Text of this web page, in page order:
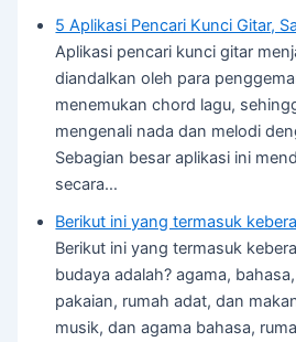
5 Aplikasi Pencari Kunci Gitar,
Aplikasi pencari kunci gitar
diandalkan oleh para
menemukan chord lagu,
mengenali nada dan melodi
Sebagian besar aplikasi ini
secara…
Berikut ini yang termasuk
Berikut ini yang termasuk
budaya adalah? agama,
pakaian, rumah adat, dan
musik, dan agama bahasa,